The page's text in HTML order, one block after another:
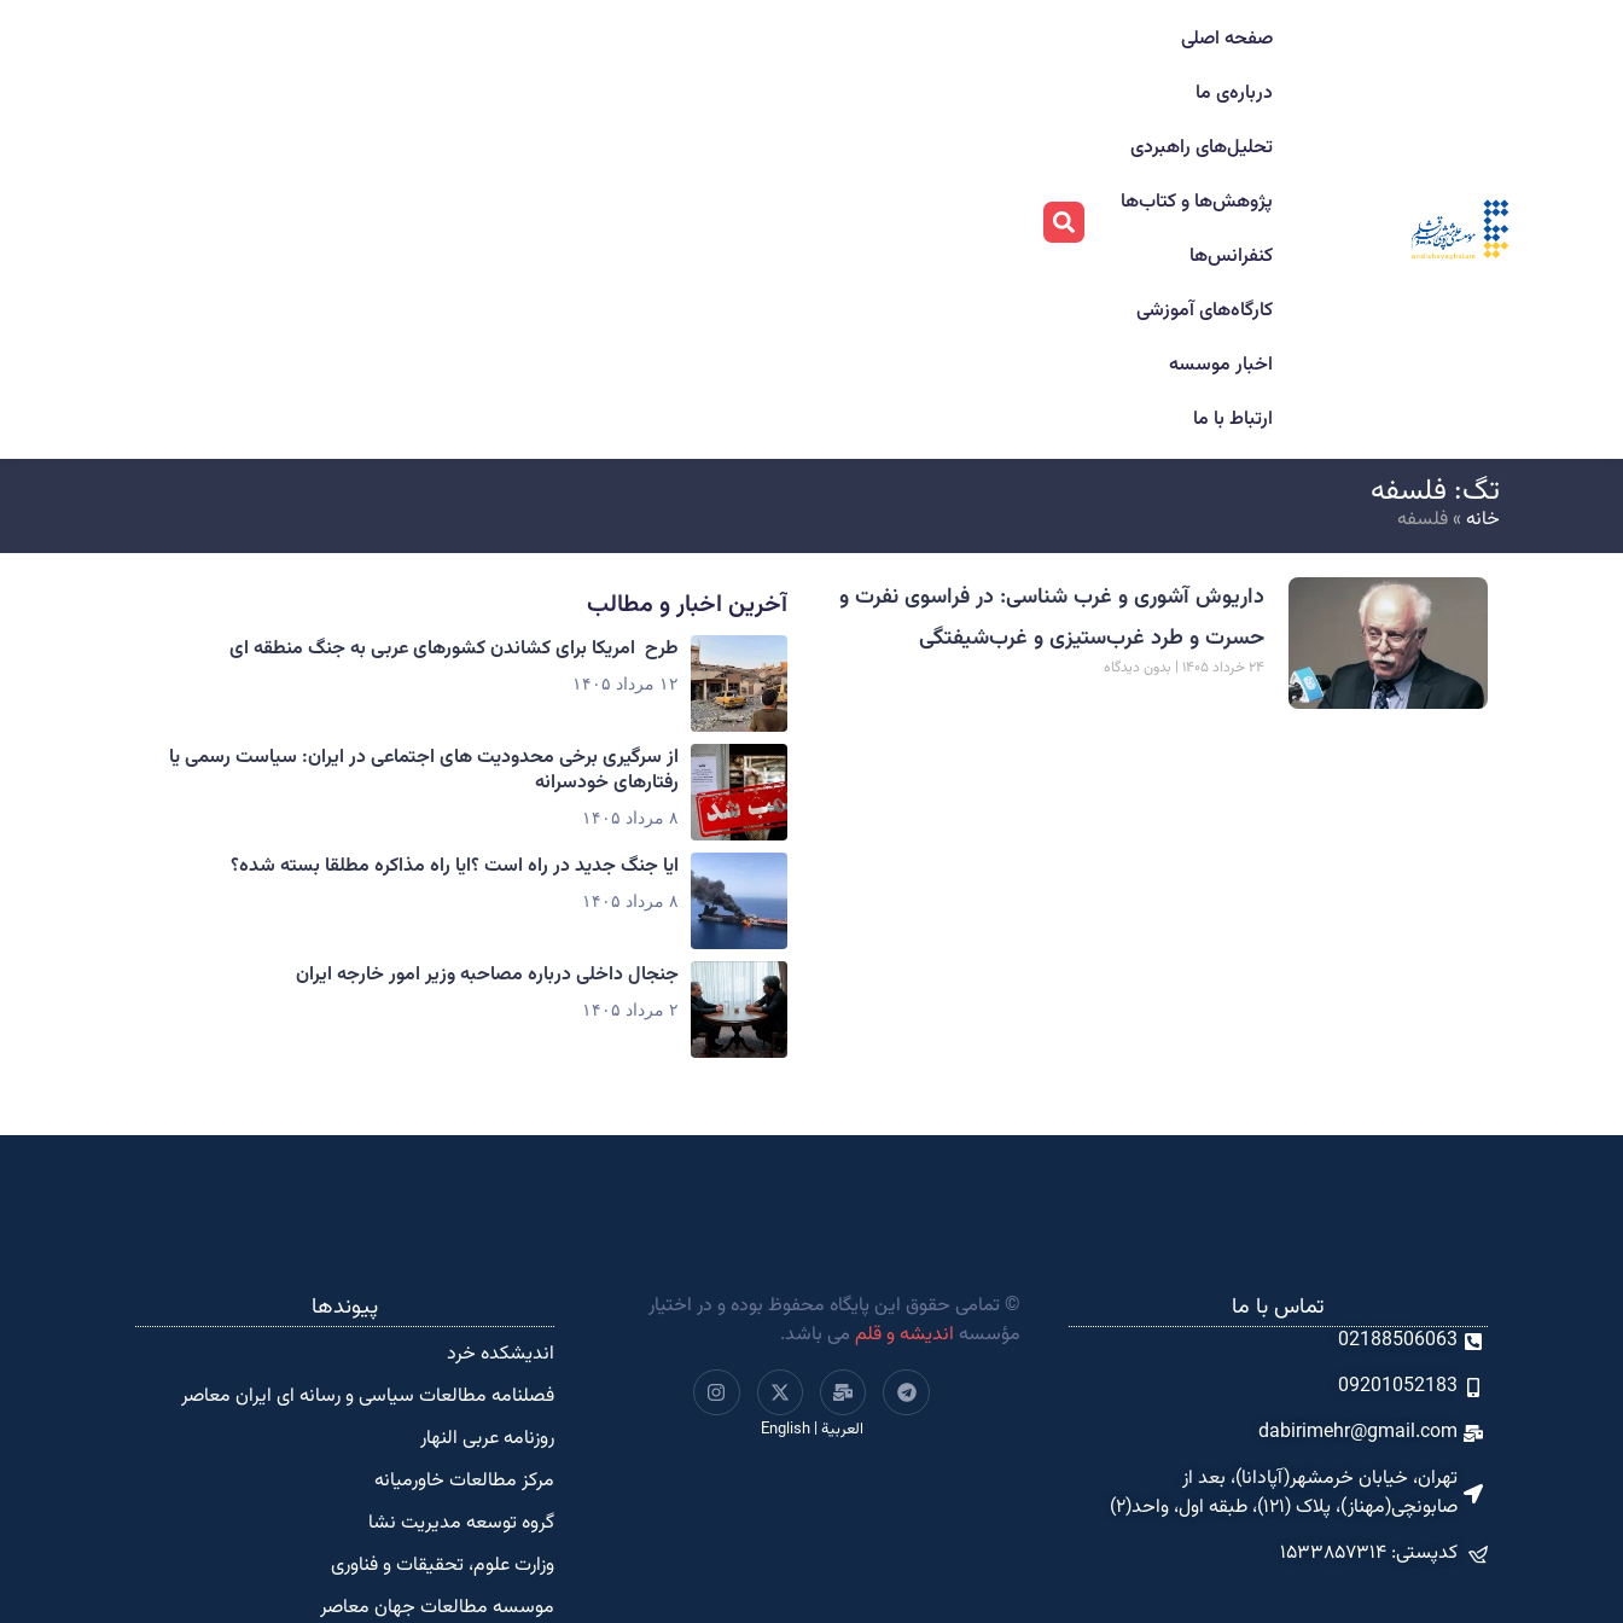
صفحه اصلی
درباره‌ی ما
تحلیل‌های راهبردی
پژوهش‌ها و کتاب‌ها
کنفرانس‌ها
کارگاه‌های آموزشی
اخبار موسسه
ارتباط با ما
تگ: فلسفه
خانه » فلسفه
داریوش آشوری و غرب‏ شناسی: در فراسوی نفرت و
حسرت و طرد غرب‌ستیزی و غرب‌شیفتگی
۲۴ خرداد ۱۴۰۵ بدون دیدگاه
آخرین اخبار و مطالب
طرح امریکا برای کشاندن کشورهای عربی به جنگ منطقه ای
۱۲ مرداد ۱۴۰۵
از سرگیری برخی محدودیت های اجتماعی در ایران: سیاست رسمی یا
رفتارهای خودسرانه
۸ مرداد ۱۴۰۵
ایا جنگ جدید در راه است ؟ایا راه مذاکره مطلقا بسته شده؟
۸ مرداد ۱۴۰۵
جنجال داخلی درباره مصاحبه وزیر امور خارجه ایران
۲ مرداد ۱۴۰۵
تماس با ما
02188506063
09201052183
dabirimehr@gmail.com
تهران، خیابان خرمشهر(آپادانا)، بعد از
صابونچی(مهناز)، پلاک (۱۲۱)، طبقه اول، واحد(۲)
کدپستی: ۱۵۳۳۸۵۷۳۱۴
© تمامی حقوق این پایگاه محفوظ بوده و در اختیار
مؤسسه اندیشه و قلممی باشد.
العربية |
English
پیوندها
اندیشکده‌ خرد
فصلنامه مطالعات سیاسی و رسانه ای ایران معاصر
روزنامه عربی النهار
مرکز مطالعات خاورمیانه
گروه توسعه مدیریت نشا
وزارت علوم، تحقیقات و فناوری
موسسه مطالعات جهان معاصر